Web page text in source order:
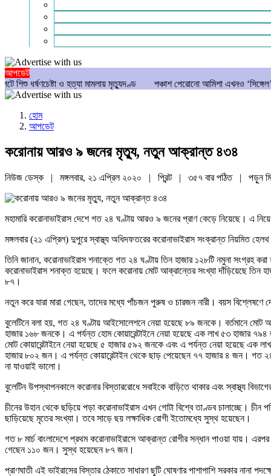
আপডেট
ও হত্যা মামলায় মৃত্যুদণ্ড
পঞ্চাশ পেরোনো আমিশা এখনও ‘সিঙ্গেল’ থাকতে চান
হোম
আপডেট
করোনায় আরও ৯ জনের মৃত্যু, নতুন আক্রান্ত ৪৩৪
নিউজ ডেস্ক | মঙ্গলবার, ২১ এপ্রিল ২০২০ | প্রিন্ট | ৩৫৭ বার পঠিত | পড়ুন
মহামারি করোনাভাইরাস দেশে গত ২৪ ঘণ্টায় আরও ৯ জনের প্রাণ কেড়ে নিয়েছে। এ
মঙ্গলবার (২১ এপ্রিল) দুপুরে স্বাস্থ্য অধিদফতরের করোনাভাইরাস সংক্রান্ত নিয়মিত
তিনি জানান, করোনাভাইরাস শনাক্তে গত ২৪ ঘণ্টায় তিন হাজার ১২৮টি নমুনা সংগ্রহ
করোনাভাইরাস শনাক্ত হয়েছে। ফলে করোনায় মোট আক্রান্তের সংখ্যা দাঁড়িয়েছে
৮৭।
নতুন করে যারা মারা গেছেন, তাদের মধ্যে পাঁচজন পুরুষ ও চারজন নারী। বয়স বিশ্লেষণে
বুলেটিনে বলা হয়, গত ২৪ ঘণ্টায় আইসোলেশনে নেয়া হয়েছে ৮৯ জনকে। বর্তমানে
হাজার ১৬৮ জনকে। এ পর্যন্ত হোম কোয়ারেন্টাইনে নেয়া হয়েছে এক লাখ ৫৩ হাজার ৭৯৪
মোট কোয়ারেন্টাইনে নেয়া হয়েছে ৫ হাজার ৫৯২ জনকে এবং এ পর্যন্ত নেয়া হয়েছে এক
হাজার ৮০২ জন। এ পর্যন্ত কোয়ারেন্টাইন থেকে ছাড় পেয়েছেন ৭৭ হাজার ৪ জন। গত ২৪
না যাওয়াই ভালো।
বুলেটিন উপস্থাপনকালে করোনার বিস্তাররোধে সবাইকে বাড়িতে থাকার এবং স্বাস্থ্য
চীনের উহান থেকে ছড়িয়ে পড়া করোনাভাইরাস এখন গোটা বিশ্বে তাণ্ডব চালাচ্ছে।
ছাড়িয়েছে মৃতের সংখ্যা। তবে সাড়ে ছয় লক্ষাধিক রোগী ইতোমধ্যে সুস্থ হয়েছেন।
গত ৮ মার্চ বাংলাদেশে প্রথম করোনাভাইরাসে আক্রান্ত রোগীর সন্ধান পাওয়া যায়।
গেছেন ১১০ জন। সুস্থ হয়েছেন ৮৭ জন।
প্রাণঘাতী এই ভাইরাসের বিস্তার ঠেকাতে সাধারণ ছুটি ঘোষণার পাশাপাশি সরকার নানা